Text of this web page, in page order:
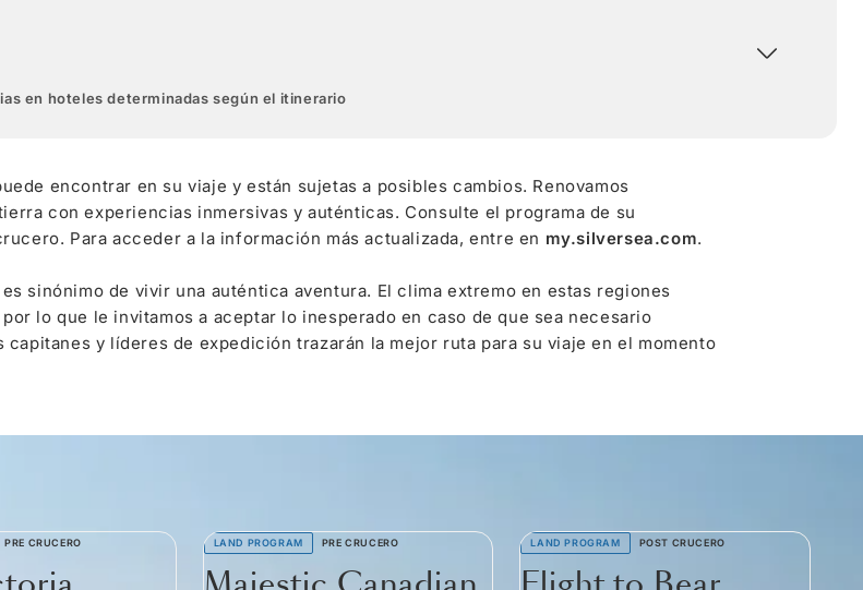
en hoteles determinadas según el itinerario
encontrar en su viaje y están sujetas a posibles cambios. Renovamos
con experiencias inmersivas y auténticas. Consulte el programa de su
Para acceder a la información más actualizada, entre en my.silversea.com.
sinónimo de vivir una auténtica aventura. El clima extremo en estas regiones
lo que le invitamos a aceptar lo inesperado en caso de que sea necesario
y líderes de expedición trazarán la mejor ruta para su viaje en el momento
PRE CRUCERO LAND PROGRAM PRE CRUCERO LAND PROGRAM POST CRUCERO